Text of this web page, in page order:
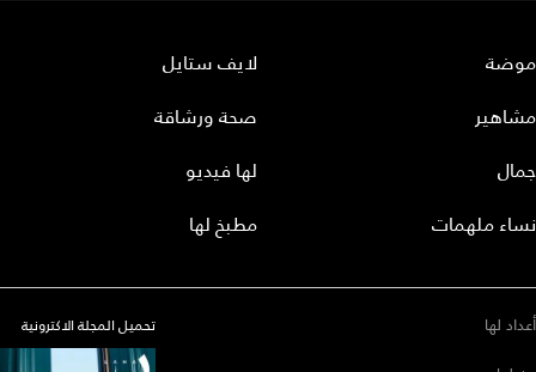
موضة
مشاهير
جمال
نساء ملهمات
لايف ستايل
صحة ورشاقة
لها فيديو
مطبخ لها
أعداد لها
تحميل المجلة الاكترونية